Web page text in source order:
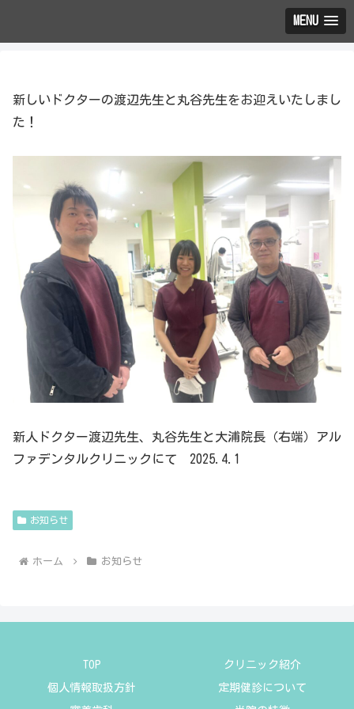
MENU
新しいドクターの渡辺先生と丸谷先生をお迎えいたしまし
た！
新人ドクター渡辺先生、丸谷先生と大浦院長（右端）アル
ファデンタルクリニックにて 2025.4.1
お知らせ
ホーム お知らせ
TOP クリニック紹介
個人情報取扱方針 定期健診について